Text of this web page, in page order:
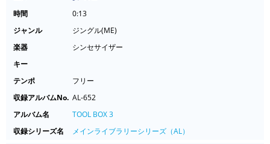
時間
0:13
ジャンル
ジングル(ME)
楽器
シンセサイザー
キー
テンポ
フリー
収録アルバムNo. AL-652
アルバム名
TOOL BOX 3
収録シリーズ名
メインライブラリーシリーズ（AL）